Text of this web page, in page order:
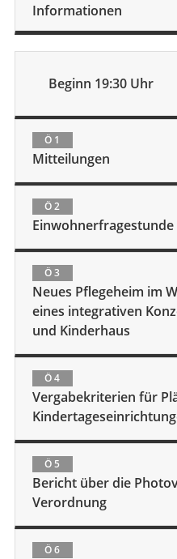
Informationen
Beginn 19:30 Uhr
Ö 1
Mitteilungen
Ö 2
Einwohnerfragestunde
Ö 3
Neues Pflegeheim im
eines integrativen
und Kinderhaus
Ö 4
Vergabekriterien für
Ö 5
Bericht über die
Verordnung
Ö 6